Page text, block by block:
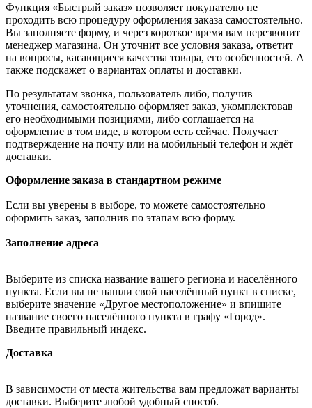
Функция «Быстрый заказ» позволяет покупателю не
проходить всю процедуру оформления заказа самостоятельно.
Вы заполняете форму, и через короткое время вам перезвонит
менеджер магазина. Он уточнит все условия заказа, ответит
на вопросы, касающиеся качества товара, его особенностей. А
также подскажет о вариантах оплаты и доставки.
По результатам звонка, пользователь либо, получив
уточнения, самостоятельно оформляет заказ, укомплектовав
его необходимыми позициями, либо соглашается на
оформление в том виде, в котором есть сейчас. Получает
подтверждение на почту или на мобильный телефон и ждёт
доставки.
Оформление заказа в стандартном режиме
Если вы уверены в выборе, то можете самостоятельно
оформить заказ, заполнив по этапам всю форму.
Заполнение адреса
Выберите из списка название вашего региона и населённого
пункта. Если вы не нашли свой населённый пункт в списке,
выберите значение «Другое местоположение» и впишите
название своего населённого пункта в графу «Город».
Введите правильный индекс.
Доставка
В зависимости от места жительства вам предложат варианты
доставки. Выберите любой удобный способ.